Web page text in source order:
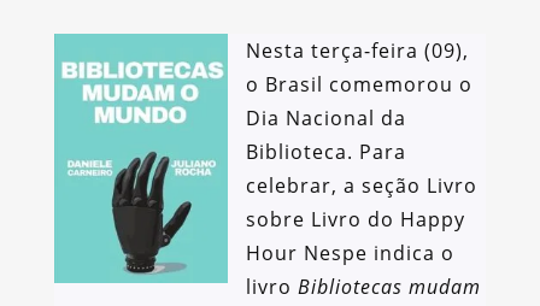
Nesta terça-feira (09),
o Brasil comemorou o
Dia Nacional da
Biblioteca. Para
celebrar, a seção Livro
sobre Livro do Happy
Hour Nespe indica o
livro Bibliotecas mudam